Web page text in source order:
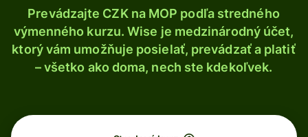
Prevádzajte CZK na MOP podľa stredného
výmenného kurzu. Wise je medzinárodný účet,
ktorý vám umožňuje posielať, prevádzať a platiť
– všetko ako doma, nech ste kdekoľvek.